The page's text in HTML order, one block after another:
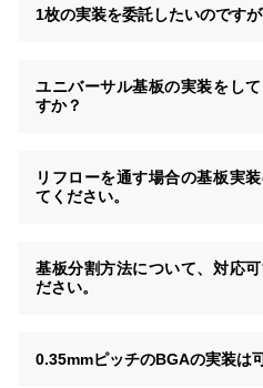
1枚の実装を委託したいのです
ユニバーサル基板の実装をし
すか？
リフローを通す場合の基板実
てください。
基板分割方法について、対応
ださい。
0.35mmピッチのBGAの実装は